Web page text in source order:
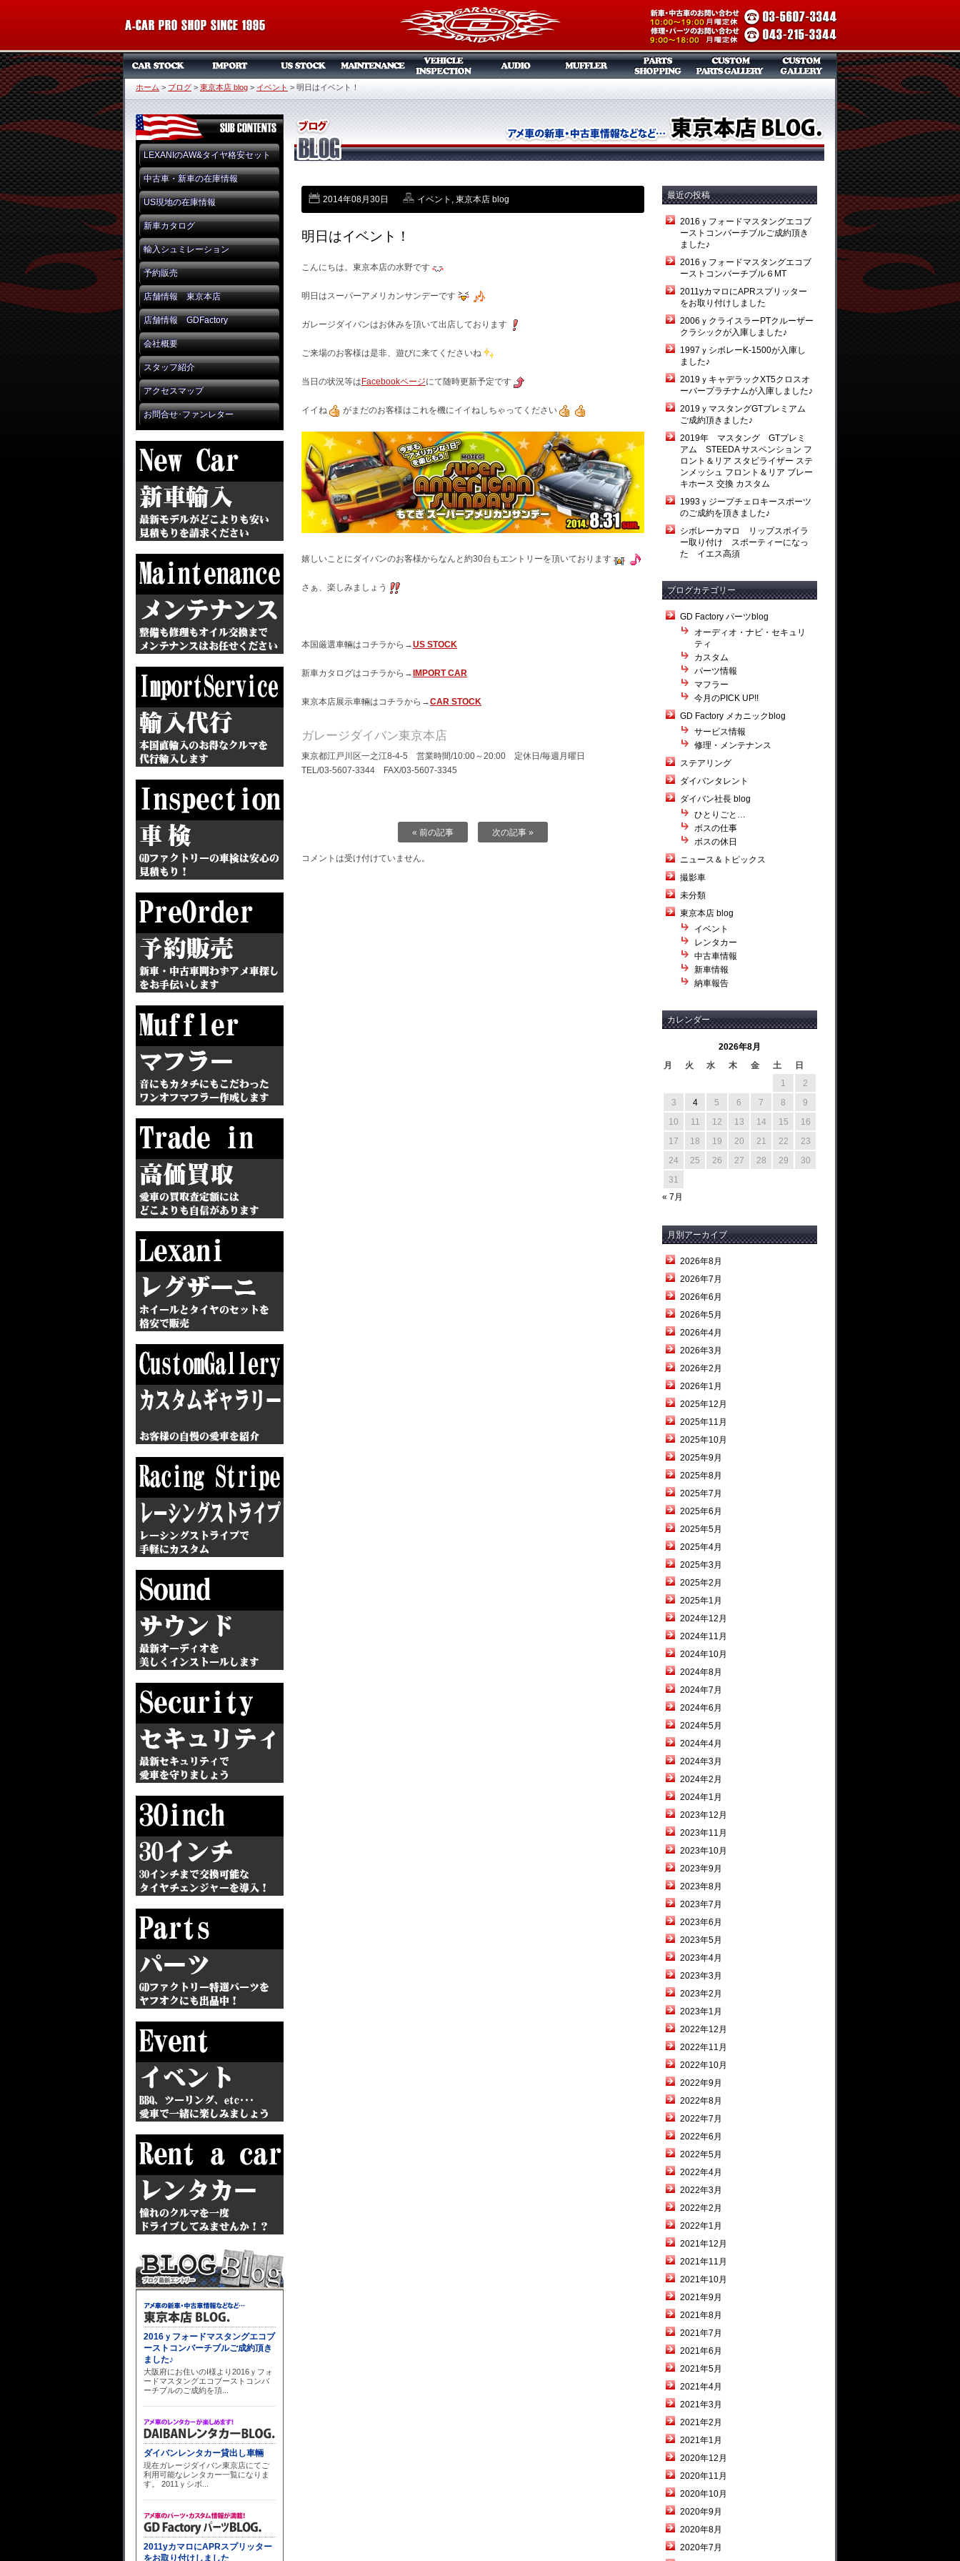
ホーム > ブログ > 東京本店 blog > イベント > 明日はイベント！
LEXANIのAW&タイヤ格安セット
中古車・新車の在庫情報
US現地の在庫情報
新車カタログ
輸入シュミレーション
予約販売
店舗情報 東京本店
店舗情報 GDFactory
会社概要
スタッフ紹介
アクセスマップ
お問合せ･ファンレター
2014年08月30日 イベント , 東京本店 blog
明日はイベント！
こんにちは。東京本店の水野です
明日はスーパーアメリカンサンデーです
ガレージダイバンはお休みを頂いて出店しております
ご来場のお客様は是非、遊びに来てくださいね
当日の状況等は Facebookページにて随時更新予定です
イイね がまだのお客様はこれを機にイイねしちゃってください
嬉しいことにダイバンのお客様からなんと約30台もエントリーを頂いております
さぁ、楽しみましょう
本国厳選車輛はコチラから→US STOCK
新車カタログはコチラから→ IMPORT CAR
東京本店展示車輛はコチラから→CAR STOCK
ガレージダイバン東京本店
東京都江戸川区一之江8-4-5 営業時間/10:00～20:00 定休日/毎週月曜日
TEL/03-5607-3344 FAX/03-5607-3345
« 前の記事 次の記事 »
コメントは受け付けていません。
最近の投稿
2016ｙフォードマスタングエコブ
ーストコンバーチブルご成約頂き
ました♪
2016ｙフォードマスタングエコブ
ーストコンバーチブル６MT
2011yカマロにAPRスプリッター
をお取り付けしました
2006ｙクライスラーPTクルーザー
クラシックが入庫しました♪
1997ｙシボレーK-1500が入庫し
ました♪
2019ｙキャデラックXT5クロスオ
ーバープラチナムが入庫しました♪
2019ｙマスタングGTプレミアム
ご成約頂きました♪
2019年 マスタング GTプレミ
アム STEEDA サスペンション フ
ロント＆リア スタビライザー ステ
ンメッシュ フロント＆リア ブレー
キホース 交換 カスタム
1993ｙジープチェロキースポーツ
のご成約を頂きました♪
シボレーカマロ リップスポイラ
ー取り付け スポーティーになっ
た イエス高須
ブログカテゴリー
GD Factory パーツblog
オーディオ・ナビ・セキュリ
ティ
カスタム
パーツ情報
マフラー
今月のPICK UP!!
GD Factory メカニックblog
サービス情報
修理・メンテナンス
ステアリング
ダイバンタレント
ダイバン社長 blog
ひとりごと…
ボスの仕事
ボスの休日
ニュース＆トピックス
撮影車
未分類
東京本店 blog
イベント
レンタカー
中古車情報
新車情報
納車報告
カレンダー
2026年8月
月
火 水 木 金 土
日
1
2
3
4 5 6 7 8
9
10
11 12 13 14 15
16
17
18 19 20 21 22
23
24
25 26 27 28 29
30
31
« 7月
月別アーカイブ
2026年8月
2026年7月
2026年6月
2026年5月
2026年4月
2026年3月
2026年2月
2026年1月
2025年12月
2025年11月
2025年10月
2025年9月
2025年8月
2025年7月
2025年6月
2025年5月
2025年4月
2025年3月
2025年2月
2025年1月
2024年12月
2024年11月
2024年10月
2024年8月
2024年7月
2024年6月
2024年5月
2024年4月
2024年3月
2024年2月
2024年1月
2023年12月
2023年11月
2023年10月
2023年9月
2023年8月
2023年7月
2023年6月
2023年5月
2023年4月
2023年3月
2023年2月
2023年1月
2022年12月
2022年11月
2022年10月
2022年9月
2022年8月
2022年7月
2022年6月
2022年5月
2022年4月
2022年3月
2022年2月
2022年1月
2021年12月
2021年11月
2021年10月
2021年9月
2021年8月
2021年7月
2021年6月
2021年5月
2021年4月
2021年3月
2021年2月
2021年1月
2020年12月
2020年11月
2020年10月
2020年9月
2020年8月
2020年7月